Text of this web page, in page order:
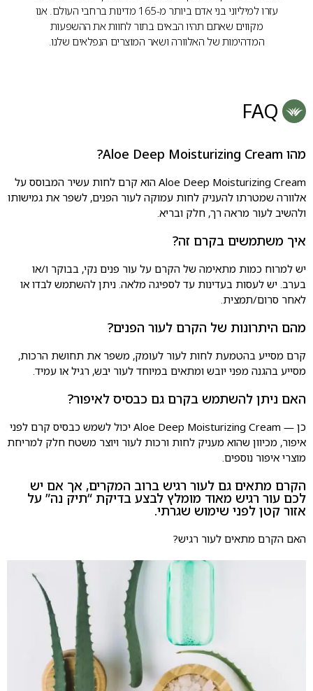
עזרו למיליוני בני אדם ביותר מ-165 מדינות ברחבי העולם. אנו
מקווים שאתם תהיו הבאים בתור לחוות את ההשפעות
המדהימות של האלוורה ושאר המוצרים הנפלאים שלנו.
FAQ
מהו Aloe Deep Moisturizing Cream?
Aloe Deep Moisturizing Cream הוא קרם לחות עשיר המבוסס על
אלוורה שמטרתו להעניק לחות עמוקה לעור הפנים, לשפר את גמישותו
ולהשיב לעור מראה רך, חלק ובריא.
איך משתמשים בקרם זה?
יש למרוח כמות מתאימה של הקרם על עור פנים נקי, בבוקר ו/או
בערב. יש לעסות בעדינות עד לספיגה מלאה. ניתן להשתמש לבדו או
לאחר סרום/תמצית.
מהם היתרונות של הקרם לעור הפנים?
קרם מסייע בהטמעת לחות לעור לעומק, משפר את תחושת הרכות,
מסייע בהגנה מפני יובש ומתאים במיוחד לעור יבש, רגיל או עמיד.
האם ניתן להשתמש בקרם גם כבסיס לאיפור?
כן — Aloe Deep Moisturizing Cream יכול לשמש כבסיס קרם לפני
איפור, מכיוון שהוא מעניק לחות ורכות לעור ויוצר משטח חלק למריחת
מוצרי איפור נוספים.
הקרם מתאים גם לעור רגיש ברוב המקרים, אך אם יש
לכם עור רגיש מאוד מומלץ לבצע בדיקת “תיק נה” על
אזור קטן לפני שימוש שגרתי.
האם הקרם מתאים לעור רגיש?